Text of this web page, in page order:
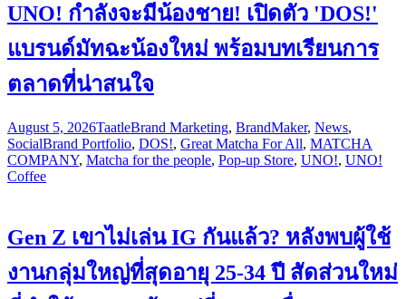
UNO! กำลังจะมีน้องชาย! เปิดตัว 'DOS!'
แบรนด์มัทฉะน้องใหม่ พร้อมบทเรียนการ
ตลาดที่น่าสนใจ
August 5, 2026TaatleBrand Marketing, BrandMaker, News,
SocialBrand Portfolio, DOS!, Great Matcha For All, MATCHA
COMPANY, Matcha for the people, Pop-up Store, UNO!, UNO!
Coffee
Gen Z เขาไม่เล่น IG กันแล้ว? หลังพบผู้ใช้
งานกลุ่มใหญ่ที่สุดอายุ 25-34 ปี สัดส่วนใหม่